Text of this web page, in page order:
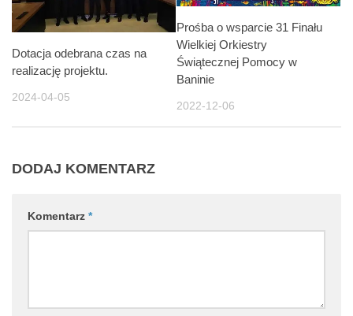
Dotacja odebrana czas na
realizację projektu.
2024-04-05
Prośba o wsparcie 31 Finału
Wielkiej Orkiestry
Świątecznej Pomocy w
Baninie
2022-12-06
DODAJ KOMENTARZ
Komentarz *